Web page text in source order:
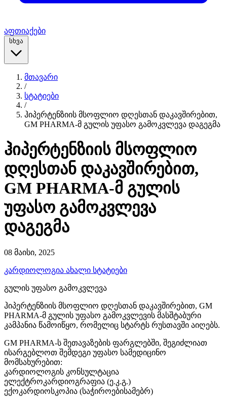
აფთიაქები
სხვა
მთავარი
/
სტატიები
/
ჰიპერტენზიის მსოფლიო დღესთან დაკავშირებით,
GM PHARMA-მ გულის უფასო გამოკვლევა დაგეგმა
ჰიპერტენზიის მსოფლიო
დღესთან დაკავშირებით,
GM PHARMA-მ გულის
უფასო გამოკვლევა
დაგეგმა
08 მაისი, 2025
კარდიოლოგია ახალი სტატიები
გულის უფასო გამოკვლევა
ჰიპერტენზიის მსოფლიო დღესთან დაკავშირებით, GM
PHARMA-მ გულის უფასო გამოკვლევის მასშტაბური
კამპანია წამოიწყო, რომელიც სტარტს რუსთავში აიღებს.
GM PHARMA-ს შეთავაზების ფარგლებში, შეგიძლიათ
ისარგებლოთ შემდეგი უფასო სამედიცინო
მომსახურებით:
კარდიოლოგის კონსულტაცია
ელექტროკარდიოგრაფია (ე.კ.გ.)
ექოკარდიოსკოპია (საჭიროებისამებრ)